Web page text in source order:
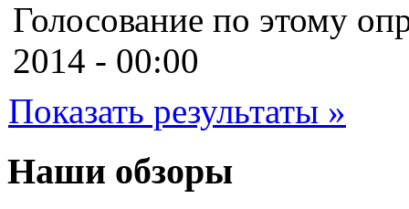
Cooler master
Cube(7)
Cyborg
Datex
Голосование по этому
2014 - 00:00
Показать результаты »
Наши обзоры